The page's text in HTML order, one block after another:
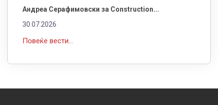
Андреа Серафимовски за Construction...
30.07.2026
Повеќе вести...